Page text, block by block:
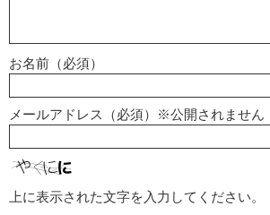
お名前（必須）
メールアドレス（必須）※公開されません
上に表示された文字を入力してください。